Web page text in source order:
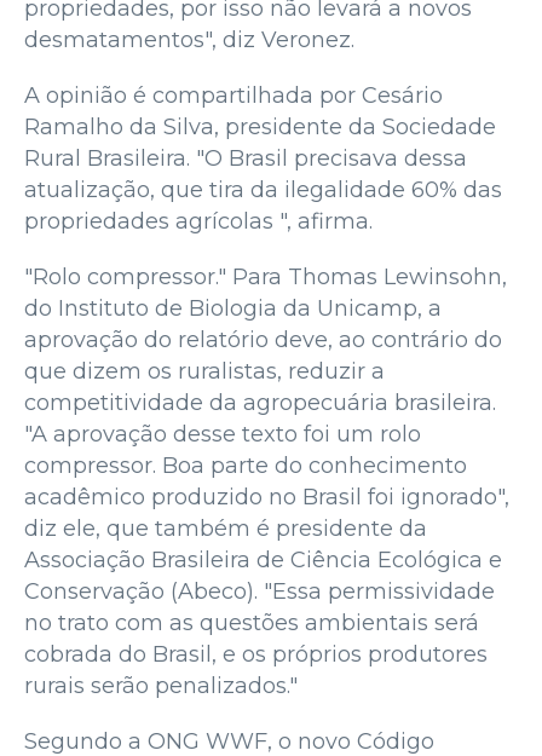
propriedades, por isso não levará a novos
desmatamentos", diz Veronez.
A opinião é compartilhada por Cesário
Ramalho da Silva, presidente da Sociedade
Rural Brasileira. "O Brasil precisava dessa
atualização, que tira da ilegalidade 60% das
propriedades agrícolas ", afirma.
"Rolo compressor." Para Thomas Lewinsohn,
do Instituto de Biologia da Unicamp, a
aprovação do relatório deve, ao contrário do
que dizem os ruralistas, reduzir a
competitividade da agropecuária brasileira.
"A aprovação desse texto foi um rolo
compressor. Boa parte do conhecimento
acadêmico produzido no Brasil foi ignorado",
diz ele, que também é presidente da
Associação Brasileira de Ciência Ecológica e
Conservação (Abeco). "Essa permissividade
no trato com as questões ambientais será
cobrada do Brasil, e os próprios produtores
rurais serão penalizados."
Segundo a ONG WWF, o novo Código